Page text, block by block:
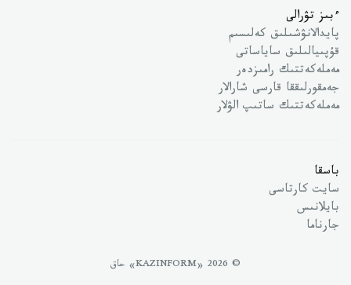
ءبىز تۋرالى
پايدالانۋشىلىق كەلىسىم
قۇپىيالىلىق ساياساتى
مەملەكەتتىك رامىزدەر
جەمقورلىققا قارسى شارالار
مەملەكەتتىك ساتىپ الۋلار
باسقا
سايت كارتاسى
بايلانىس
جارناما
© 2026 «KAZINFORM» حاق